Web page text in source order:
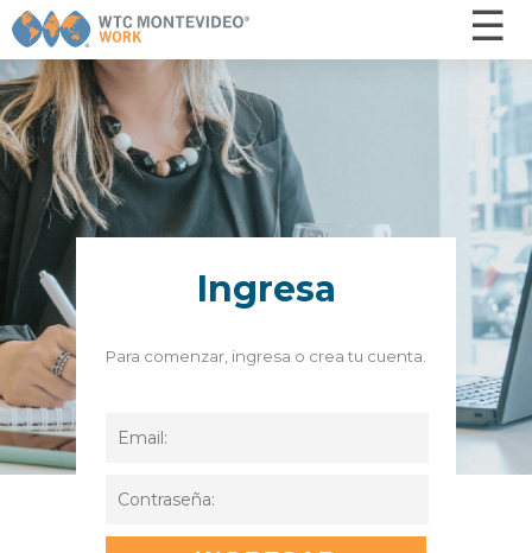
☰
×
Inicio
Ofertas
¿Cómo funciona? - Postulantes
¿Cómo funciona? - Empresas
Otros servicios
INGRESAR
Ingresa
Para comenzar, ingresa o crea tu cuenta.